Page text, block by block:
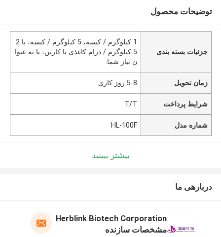
توضیحات محصول
جزئیات بسته بندی
1 کیلوگرم / کیسه، 5 کیلوگرم / کیسه، یا 2
5 کیلوگرم / درام کاغذی یا کارتن، یا به عنوا
ن نیاز شما.
زمان تحویل 5-8 روز کاری
شرایط پرداخت T/T
شماره مدل HL-100F
بیشتر ببینید
دربارهی ما
Herblink Biotech Corporation
مشخصات سازنده